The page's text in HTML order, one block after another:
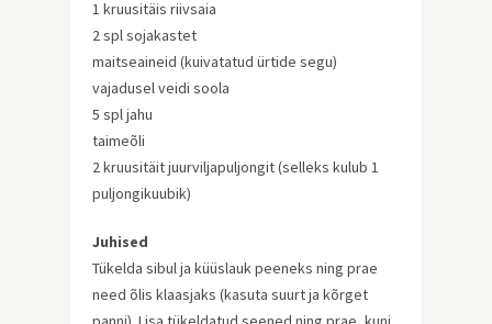
1 kruusitäis riivsaia
2 spl sojakastet
maitseaineid (kuivatatud ürtide segu)
vajadusel veidi soola
5 spl jahu
taimeõli
2 kruusitäit juurviljapuljongit (selleks kulub 1
puljongikuubik)
Juhised
Tükelda sibul ja küüslauk peeneks ning prae
need õlis klaasjaks (kasuta suurt ja kõrget